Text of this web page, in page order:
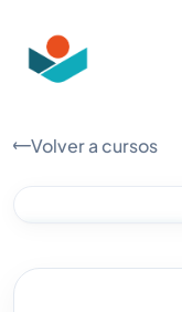
Volver a cursos